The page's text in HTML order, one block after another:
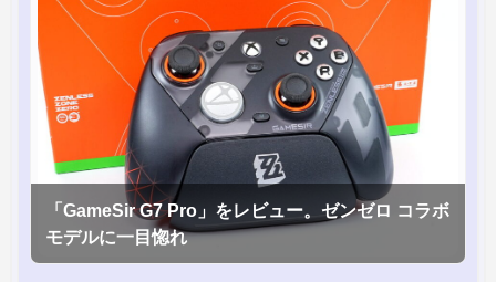
「GameSir G7 Pro」をレビュー。ゼンゼロ コラボ
モデルに一目惚れ